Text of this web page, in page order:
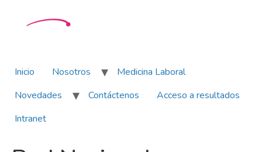
Inicio Nosotros
Medicina Laboral
Novedades
Contáctenos
Acceso a resultados
Intranet